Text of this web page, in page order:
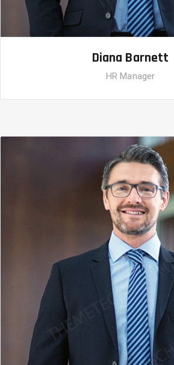
Diana Barnett
HR Manager